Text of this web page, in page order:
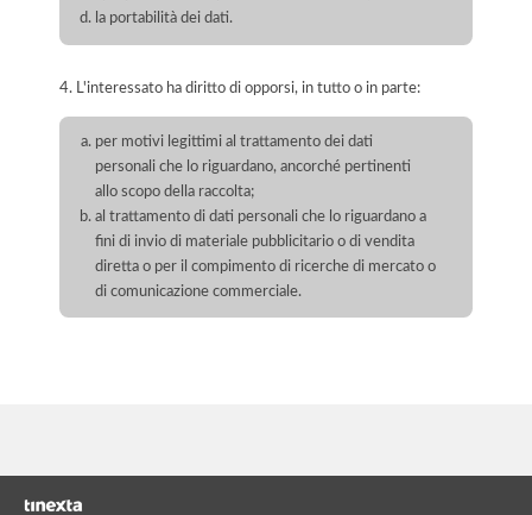
la portabilità dei dati.
4. L'interessato ha diritto di opporsi, in tutto o in parte:
per motivi legittimi al trattamento dei dati
personali che lo riguardano, ancorché pertinenti
allo scopo della raccolta;
al trattamento di dati personali che lo riguardano a
fini di invio di materiale pubblicitario o di vendita
diretta o per il compimento di ricerche di mercato o
di comunicazione commerciale.